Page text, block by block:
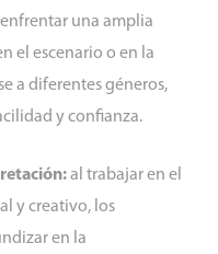
una amplia
el escenario o en la
a diferentes géneros,
y confianza.
al trabajar en el
y creativo, los
en la